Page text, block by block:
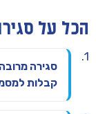
הכל על
סגירה
קבלות